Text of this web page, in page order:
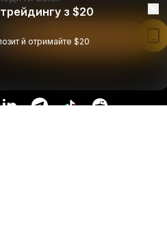
Підписатися
з $20
й отримайте $20
Читати в застосунку Bybit